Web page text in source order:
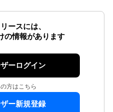
ースには、
の情報があります
ーログイン
方はこちら
ー新規登録